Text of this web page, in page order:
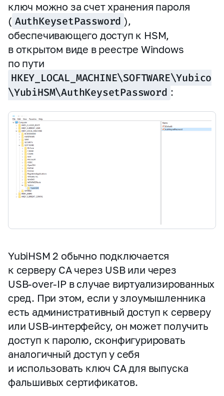
ключ можно за счет хранения пароля
( AuthKeysetPassword ),
обеспечивающего доступ к HSM,
в открытом виде в реестре Windows
по пути
HKEY_LOCAL_MACHINE\SOFTWARE\Yubico
\YubiHSM\AuthKeysetPassword :
YubiHSM 2 обычно подключается
к серверу CA через USB или через
USB‑over‑IP в случае виртуализированных
сред. При этом, если у злоумышленника
есть административный доступ к серверу
или USB‑интерфейсу, он может получить
доступ к паролю, сконфигурировать
аналогичный доступ у себя
и использовать ключ CA для выпуска
фальшивых сертификатов.